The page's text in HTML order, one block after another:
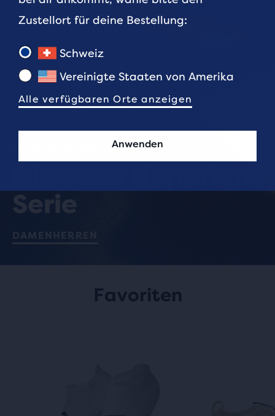
SHINE UNDER PRESSURE
Serie
DAMEN HERREN
Favoriten
Zustellort für deine Bestellung:
Schweiz
Vereinigte Staaten von Amerika
Alle verfügbaren Orte anzeigen
Anwenden